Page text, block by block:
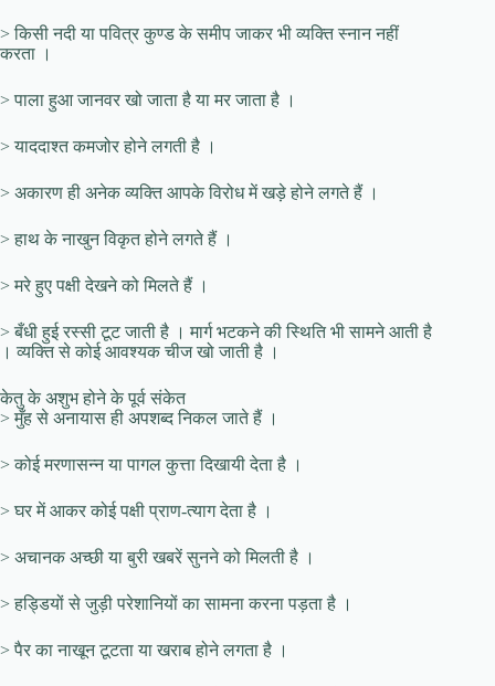
> किसी नदी या पवित्र कुण्ड के समीप जाकर भी व्यक्ति स्नान नहीं
करता ।
> पाला हुआ जानवर खो जाता है या मर जाता है ।
> याददाश्त कमजोर होने लगती है ।
> अकारण ही अनेक व्यक्ति आपके विरोध में खड़े होने लगते हैं ।
> हाथ के नाखुन विकृत होने लगते हैं ।
> मरे हुए पक्षी देखने को मिलते हैं ।
> बँधी हुई रस्सी टूट जाती है । मार्ग भटकने की स्थिति भी सामने आती है
। व्यक्ति से कोई आवश्यक चीज खो जाती है ।
केतु के अशुभ होने के पूर्व संकेत
> मुँह से अनायास ही अपशब्द निकल जाते हैं ।
> कोई मरणासन्न या पागल कुत्ता दिखायी देता है ।
> घर में आकर कोई पक्षी प्राण-त्याग देता है ।
> अचानक अच्छी या बुरी खबरें सुनने को मिलती है ।
> हड्डियों से जुड़ी परेशानियों का सामना करना पड़ता है ।
> पैर का नाखून टूटता या खराब होने लगता है ।